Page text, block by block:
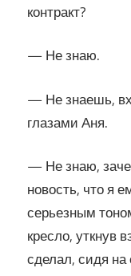
контракт?
— Не знаю.
— Не знаешь,
глазами Аня.
— Не знаю,
новость, что я
серьезным
кресло, уткнув
сделал, сидя на